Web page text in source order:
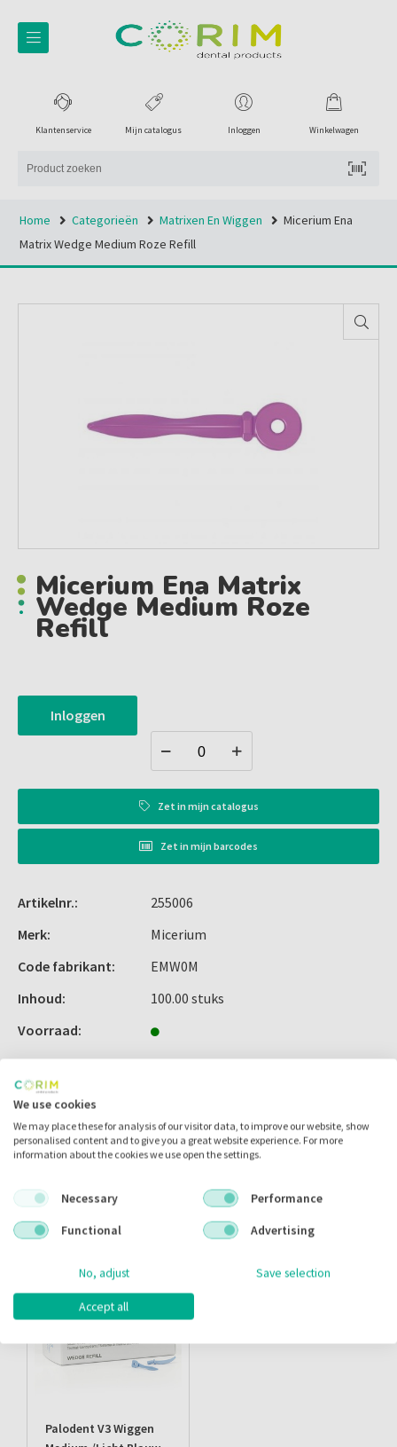
Winkelwagen
Inloggen
Mijn catalogus
Klantenservice
Home Categorieën Matrixen En Wiggen
Micerium Ena
Matrix Wedge Medium Roze Refill
Micerium Ena Matrix
Wedge Medium Roze
Refill
Inloggen
Zet inmijn catalogus
Zet inmijn barcodes
Artikelnr.:
255006
Merk:
Micerium
Code fabrikant:
EMW0M
Inhoud:
100.00 stuks
Voorraad:
Alternatieve producten
Alternatieve producten
ACTIE
Palodent V3 Wiggen
We use cookies
We may place these for analysis of our visitor data, to improve our website, show
personalised content and to give you a great website experience. For more
information about the cookies we use open the settings.
Necessary
Performance
Functional
Advertising
No, adjust Save selection
Accept all